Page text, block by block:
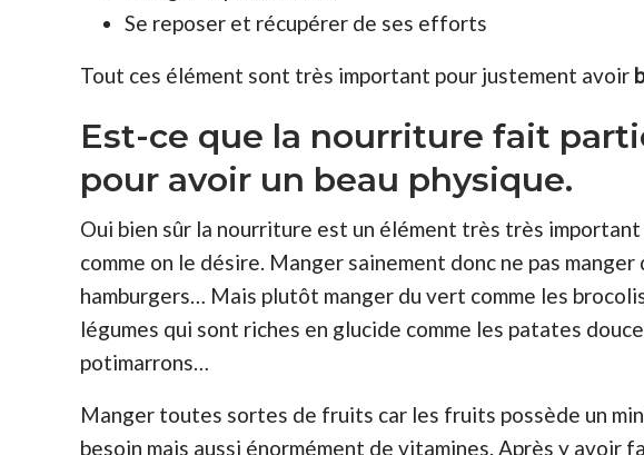
Se reposer et récupérer de ses efforts
Tout ces élément sont très important pour justement avoir
Est-ce que la nourriture fait
pour avoir un beau physique.
Oui bien sûr la nourriture est un élément très très important
comme on le désire. Manger sainement donc ne pas manger
hamburgers… Mais plutôt manger du vert comme les
légumes qui sont riches en glucide comme les patates
potimarrons…
Manger toutes sortes de fruits car les fruits possède un
besoin mais aussi énormément de vitamines. Après y avoir